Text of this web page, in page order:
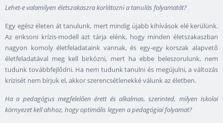
Lehet-e valamilyen életszakaszra korlátozni a tanulás folyamatát?
Egy egész életen át tanulunk, mert mindig újabb kihívások elé kerülünk.
Az eriksoni krízis-modell azt tárja elénk, hogy minden életszakaszban
nagyon komoly életfeladataink vannak, és egy-egy korszak alapvető
életfeladatával meg kell birkózni, mert ha ebbe beleszorulunk, nem
tudunk továbbfejlődni. Ha nem tudunk tanulni és megújulni, a változás
krízisét nem bírjuk el, akkor szerencsétlenekké válunk az életben.
Ha a pedagógus megfelelően érett és alkalmas, szerinted, milyen iskolai
környezet kell ahhoz, hogy optimális legyen a pedagógiai folyamat?